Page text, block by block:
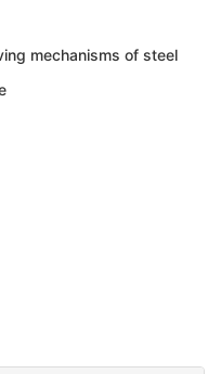
mechanisms of steel